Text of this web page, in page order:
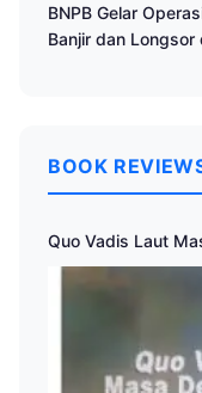
BNPB Gelar
Banjir dan Longsor
BOOK
Quo Vadis Laut